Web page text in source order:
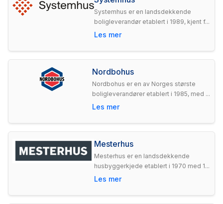
Systemhus er en landsdekkende
boligleverandør etablert i 1989, kjent f...
Les mer
Nordbohus
Nordbohus er en av Norges største
boligleverandører etablert i 1985, med ...
Les mer
Mesterhus
Mesterhus er en landsdekkende
husbyggerkjede etablert i 1970 med 1...
Les mer